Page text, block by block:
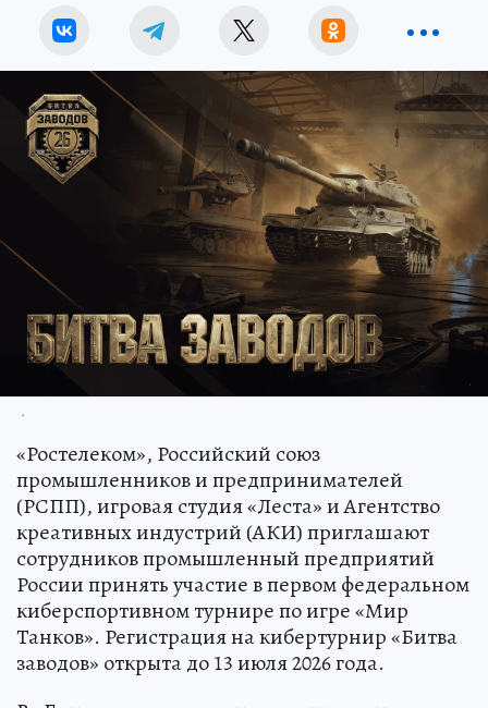
.
«Ростелеком», Российский союз
промышленников и предпринимателей
(РСПП), игровая студия «Леста» и Агентство
креативных индустрий (АКИ) приглашают
сотрудников промышленный предприятий
России принять участие в первом федеральном
киберспортивном турнире по игре «Мир
Танков». Регистрация на кибертурнир «Битва
заводов» открыта до 13 июля 2026 года.